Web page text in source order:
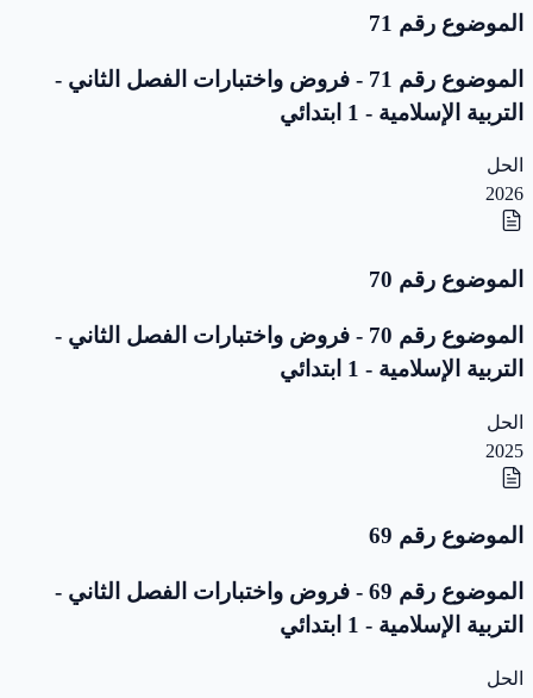
الموضوع رقم 71
الموضوع رقم 71 - فروض واختبارات الفصل الثاني -
التربية الإسلامية - 1 ابتدائي
الحل
2026
الموضوع رقم 70
الموضوع رقم 70 - فروض واختبارات الفصل الثاني -
التربية الإسلامية - 1 ابتدائي
الحل
2025
الموضوع رقم 69
الموضوع رقم 69 - فروض واختبارات الفصل الثاني -
التربية الإسلامية - 1 ابتدائي
الحل